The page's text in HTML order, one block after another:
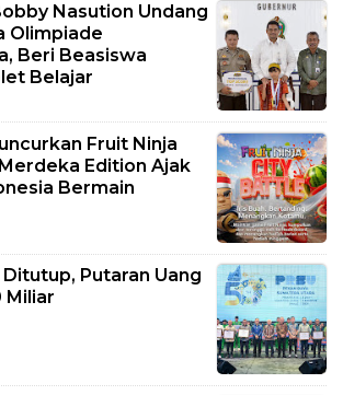
Nasution Undang
Olimpiade
Beri Beasiswa
Belajar
Fruit Ninja
Edition Ajak
Bermain
Ditutup, Putaran Uang
Miliar